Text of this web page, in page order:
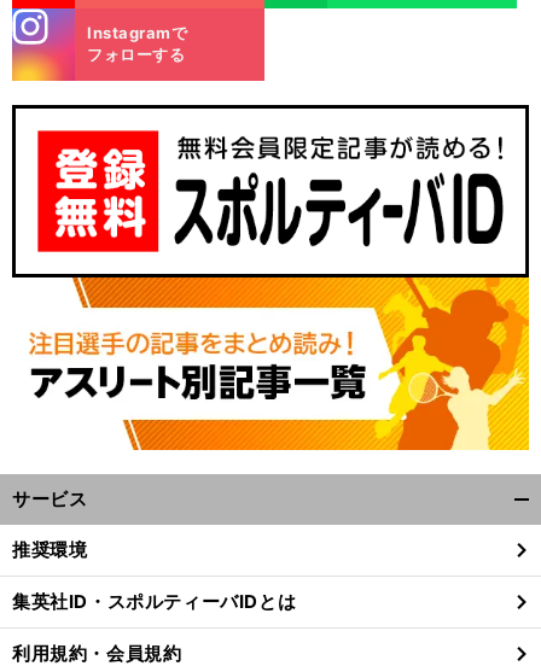
。
前
へ
m
Instagramで
フォローする
サービス
閉
る
推奨環境
集英社ID・スポルティーバIDとは
利用規約・会員規約